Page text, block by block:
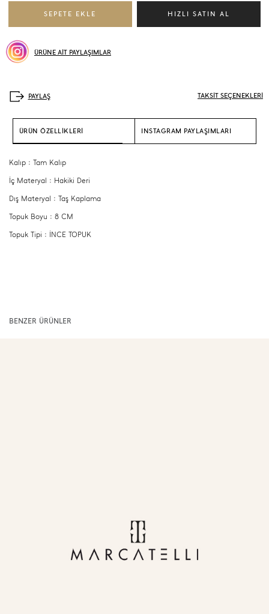
ÜRÜNE AİT PAYLAŞIMLAR
TAKSİT SEÇENEKLERİ
ÜRÜN ÖZELLİKLERİ INSTAGRAM PAYLAŞIMLARI
Kalıp : Tam Kalıp
İç Materyal : Hakiki Deri
Dış Materyal : Taş Kaplama
Topuk Boyu : 8 CM
Topuk Tipi : İNCE TOPUK
BENZER ÜRÜNLER